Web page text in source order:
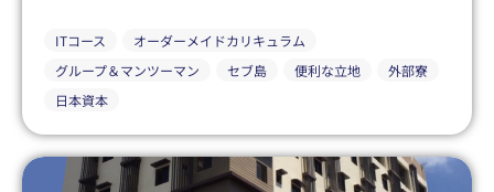
ITコース
オーダーメイドカリキュラム
グループ＆マンツーマン
セブ島 便利な立地
外部寮
日本資本